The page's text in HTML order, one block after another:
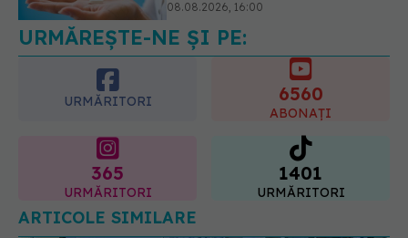
08.08.2026, 20:00
URMĂRITORI
365
URMĂRITORI
1401
URMĂRITORI